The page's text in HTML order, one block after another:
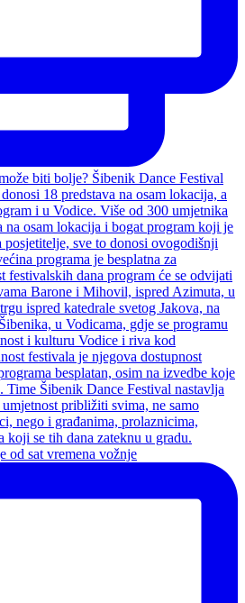
od sat vremena vožnje